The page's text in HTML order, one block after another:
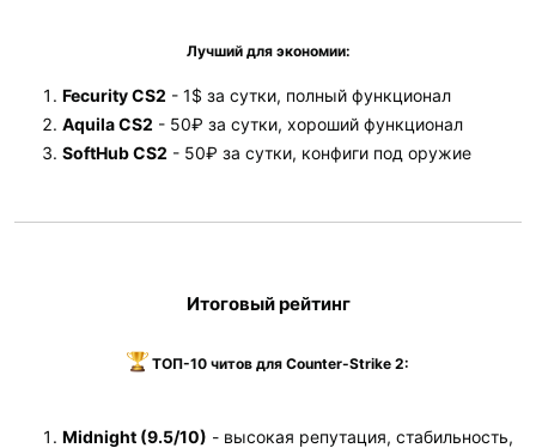
Лучший для экономии:
Fecurity CS2 - 1$ за сутки, полный функционал
Aquila CS2 - 50₽ за сутки, хороший функционал
SoftHub CS2 - 50₽ за сутки, конфиги под оружие
Итоговый рейтинг
ТОП-10 читов для Counter-Strike 2:
Midnight (9.5/10) - высокая репутация, стабильность,